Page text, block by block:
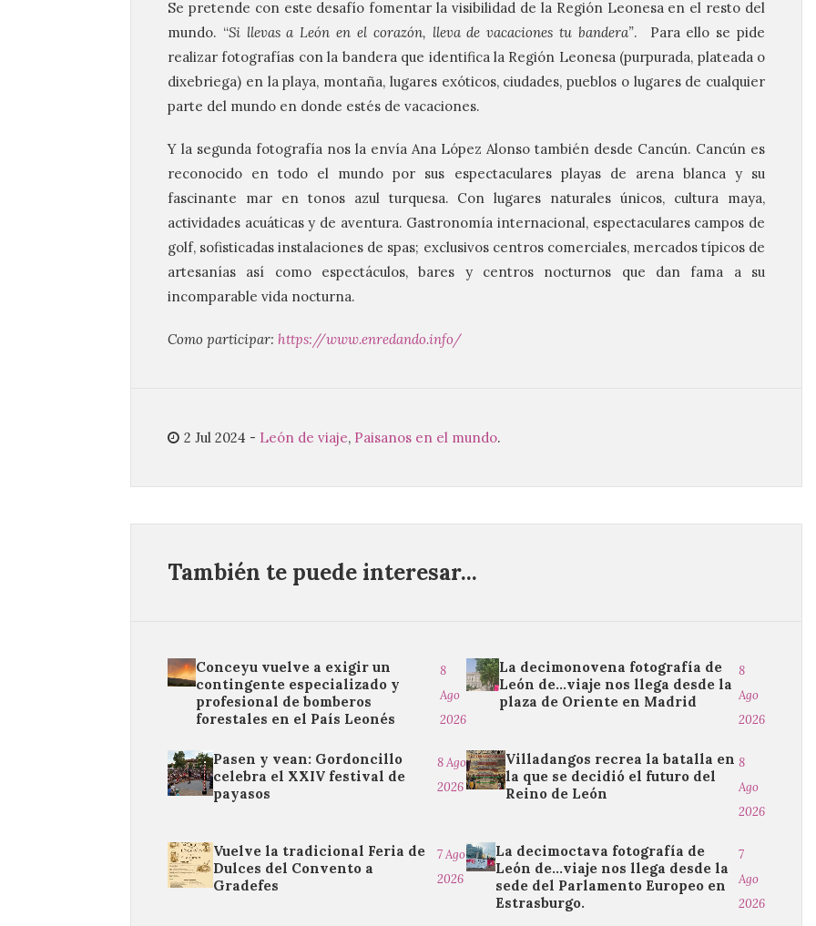
Se pretende con este desafío fomentar la visibilidad de la Región Leonesa en el resto del
mundo. “Si llevas a León en el corazón, lleva de vacaciones tu bandera”. Para ello se pide
realizar fotografías con la bandera que identifica la Región Leonesa (purpurada, plateada o
dixebriega) en la playa, montaña, lugares exóticos, ciudades, pueblos o lugares de cualquier
parte del mundo en donde estés de vacaciones.
Y la segunda fotografía nos la envía Ana López Alonso también desde Cancún. Cancún es
reconocido en todo el mundo por sus espectaculares playas de arena blanca y su
fascinante mar en tonos azul turquesa. Con lugares naturales únicos, cultura maya,
actividades acuáticas y de aventura. Gastronomía internacional, espectaculares campos de
golf, sofisticadas instalaciones de spas; exclusivos centros comerciales, mercados típicos de
artesanías así como espectáculos, bares y centros nocturnos que dan fama a su
incomparable vida nocturna.
Como participar: https://www.enredando.info/
2 Jul 2024 - León de viaje, Paisanos en el mundo.
También te puede interesar...
Conceyu vuelve a exigir un
contingente especializado y
profesional de bomberos
forestales en el País Leonés
8
Ago
2026
La decimonovena fotografía de
León de…viaje nos llega desde la
plaza de Oriente en Madrid
8
Ago
2026
Pasen y vean: Gordoncillo
celebra el XXIV festival de
payasos
8 Ago
2026
Villadangos recrea la batalla en
la que se decidió el futuro del
Reino de León
8
Ago
2026
Vuelve la tradicional Feria de
Dulces del Convento a
Gradefes
7 Ago
2026
La decimoctava fotografía de
León de…viaje nos llega desde la
sede del Parlamento Europeo en
Estrasburgo.
7
Ago
2026